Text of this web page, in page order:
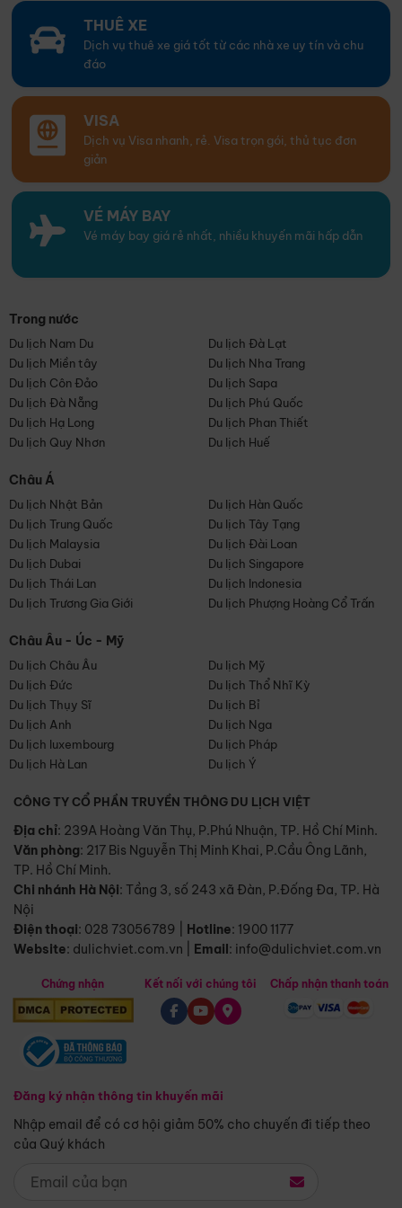
THUÊ XE
Dịch vụ thuê xe giá tốt từ các nhà xe uy tín và chu
đáo
VISA
Dịch vụ Visa nhanh, rẻ. Visa trọn gói, thủ tục đơn
giản
VÉ MÁY BAY
Vé máy bay giá rẻ nhất, nhiều khuyến mãi hấp dẫn
Trong nước
Du lịch Nam Du
Du lịch Đà Lạt
Du lịch Miền tây
Du lịch Nha Trang
Du lịch Côn Đảo
Du lịch Sapa
Du lịch Đà Nẵng
Du lịch Phú Quốc
Du lịch Hạ Long
Du lịch Phan Thiết
Du lịch Quy Nhơn
Du lịch Huế
Châu Á
Du lịch Nhật Bản
Du lịch Hàn Quốc
Du lịch Trung Quốc
Du lịch Tây Tạng
Du lịch Malaysia
Du lịch Đài Loan
Du lịch Dubai
Du lịch Singapore
Du lịch Thái Lan
Du lịch Indonesia
Du lịch Trương Gia Giới
Du lịch Phượng Hoàng Cổ Trấn
Châu Âu - Úc - Mỹ
Du lịch Châu Âu
Du lịch Mỹ
Du lịch Đức
Du lịch Thổ Nhĩ Kỳ
Du lịch Thụy Sĩ
Du lịch Bỉ
Du lịch Anh
Du lịch Nga
Du lịch luxembourg
Du lịch Pháp
Du lịch Hà Lan
Du lịch Ý
CÔNG TY CỔ PHẦN TRUYỀN THÔNG DU LỊCH VIỆT
Địa chỉ: 239A Hoàng Văn Thụ, P.Phú Nhuận, TP. Hồ Chí Minh.
Văn phòng: 217 Bis Nguyễn Thị Minh Khai, P.Cầu Ông Lãnh,
TP. Hồ Chí Minh.
Chi nhánh Hà Nội: Tầng 3, số 243 xã Đàn, P.Đống Đa, TP. Hà
Nội
Điện thoại: 028 73056789 Hotline: 1900 1177
Website: dulichviet.com.vn Email: info@dulichviet.com.vn
Chứng nhận
Đăng ký nhận thông tin khuyến mãi
Nhập email để có cơ hội giảm 50% cho chuyến đi tiếp theo
của Quý khách
Kết nối với chúng tôi Chấp nhận thanh toán